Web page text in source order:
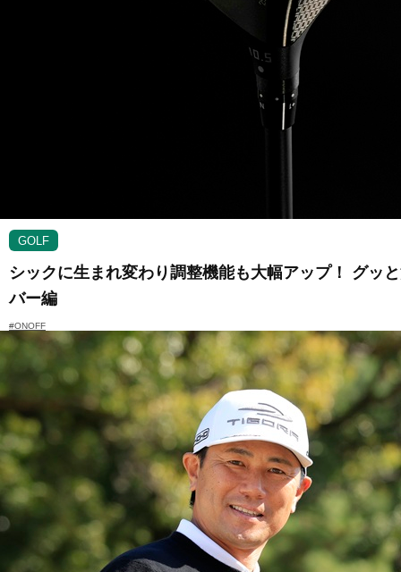
GOLF
シックに生まれ変わり調整機能も大幅アップ！ グ
バー編
#ONOFF